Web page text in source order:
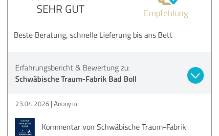
SEHR GUT Empfehlung
Beste Beratung, schnelle Lieferung bis ans Bett
Erfahrungsbericht & Bewertung zu:
Schwäbische Traum-Fabrik Bad Boll
23.04.2026 Anonym
Kommentar von Schwäbische Traum-Fabrik